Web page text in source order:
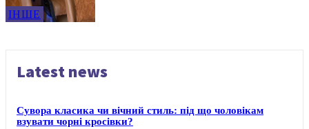
ІНШЕ
Latest news
Сувора класика чи вічний стиль: під що чоловікам
взувати чорні кросівки?